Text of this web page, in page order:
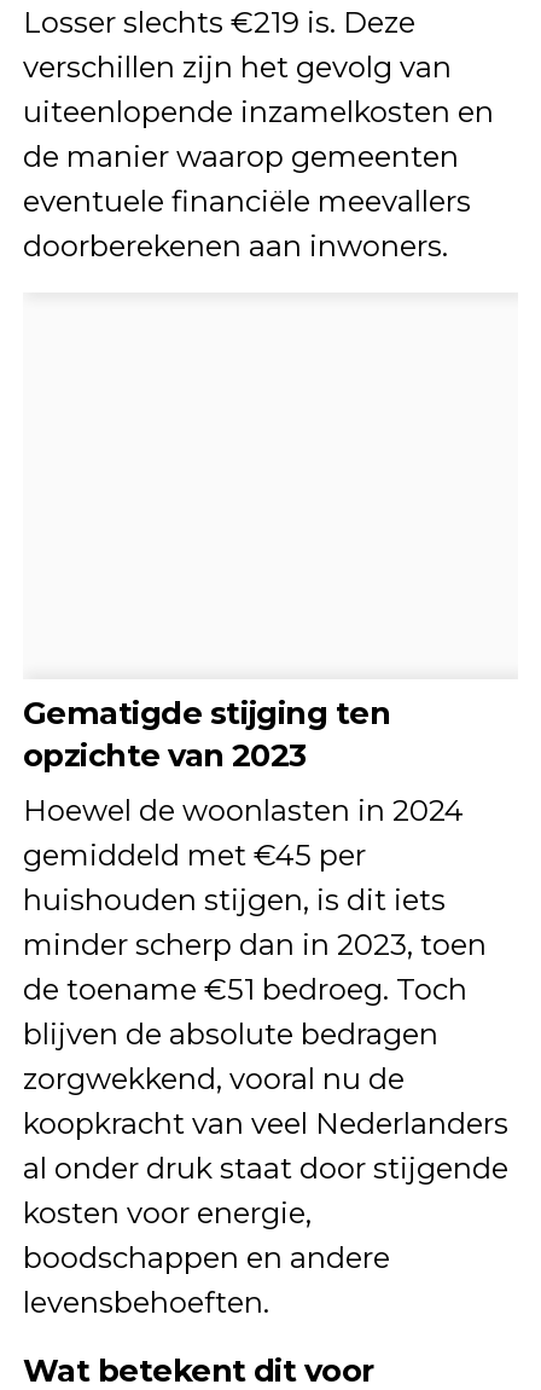
Losser slechts €219 is. Deze
verschillen zijn het gevolg van
uiteenlopende inzamelkosten en
de manier waarop gemeenten
eventuele financiële meevallers
doorberekenen aan inwoners.
Gematigde stijging ten
opzichte van 2023
Hoewel de woonlasten in 2024
gemiddeld met €45 per
huishouden stijgen, is dit iets
minder scherp dan in 2023, toen
de toename €51 bedroeg. Toch
blijven de absolute bedragen
zorgwekkend, vooral nu de
koopkracht van veel Nederlanders
al onder druk staat door stijgende
kosten voor energie,
boodschappen en andere
levensbehoeften.
Wat betekent dit voor